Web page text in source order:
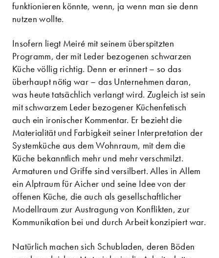
funktionieren könnte, wenn, ja wenn man sie denn
nutzen wollte.
Insofern liegt Meiré mit seinem überspitzten
Programm, der mit Leder bezogenen schwarzen
Küche völlig richtig. Denn er erinnert – so das
überhaupt nötig war – das Unternehmen daran,
was heute tatsächlich verlangt wird. Zugleich ist sein
mit schwarzem Leder bezogener Küchenfetisch
auch ein ironischer Kommentar. Er bezieht die
Materialität und Farbigkeit seiner Interpretation der
Systemküche aus dem Wohnraum, mit dem die
Küche bekanntlich mehr und mehr verschmilzt.
Armaturen und Griffe sind versilbert. Alles in Allem
ein Alptraum für Aicher und seine Idee von der
offenen Küche, die auch als gesellschaftlicher
Modellraum zur Austragung von Konflikten, zur
Kommunikation bei und durch Arbeit konzipiert war.
Natürlich machen sich Schubladen, deren Böden